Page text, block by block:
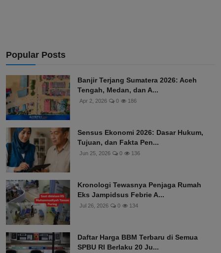
Popular Posts
Banjir Terjang Sumatera 2026: Aceh
Tengah, Medan, dan A...
Apr 2, 2026 0 186
Sensus Ekonomi 2026: Dasar Hukum,
Tujuan, dan Fakta Pen...
Jun 25, 2026 0 136
Kronologi Tewasnya Penjaga Rumah
Eks Jampidsus Febrie A...
Jul 26, 2026 0 134
Daftar Harga BBM Terbaru di Semua
SPBU RI Berlaku 20 Ju...